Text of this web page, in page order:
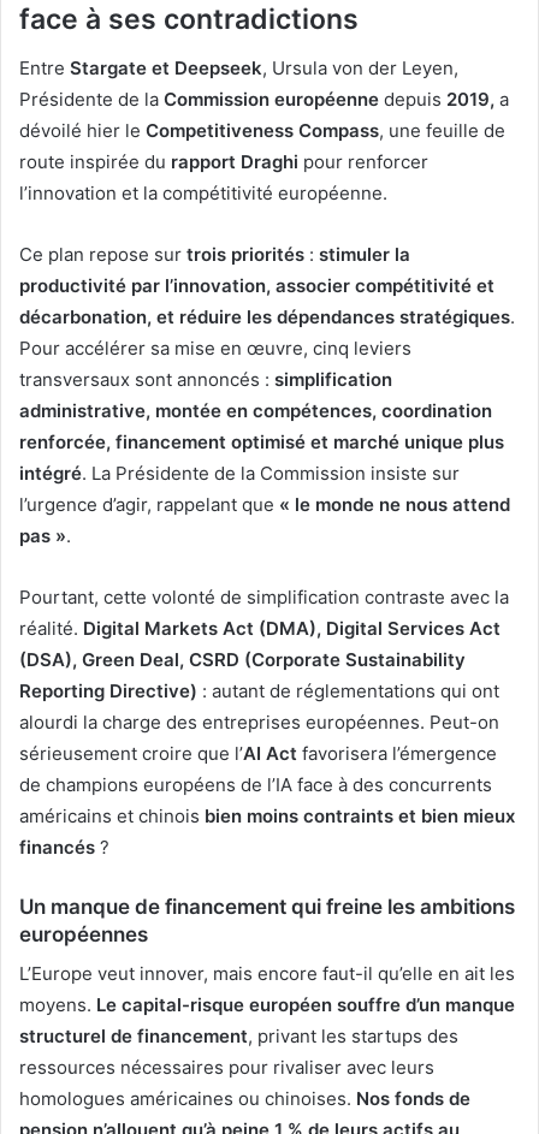
face à ses contradictions
Entre Stargate et Deepseek, Ursula von der Leyen,
Présidente de la Commission européenne depuis 2019, a
dévoilé hier le Competitiveness Compass, une feuille de
route inspirée du rapport Draghi pour renforcer
l’innovation et la compétitivité européenne.
Ce plan repose sur trois priorités : stimuler la
productivité par l’innovation, associer compétitivité et
décarbonation, et réduire les dépendances stratégiques.
Pour accélérer sa mise en œuvre, cinq leviers
transversaux sont annoncés : simplification
administrative, montée en compétences, coordination
renforcée, financement optimisé et marché unique plus
intégré. La Présidente de la Commission insiste sur
l’urgence d’agir, rappelant que « le monde ne nous attend
pas ».
Pourtant, cette volonté de simplification contraste avec la
réalité. Digital Markets Act (DMA), Digital Services Act
(DSA), Green Deal, CSRD (Corporate Sustainability
Reporting Directive) : autant de réglementations qui ont
alourdi la charge des entreprises européennes. Peut-on
sérieusement croire que l’AI Act favorisera l’émergence
de champions européens de l’IA face à des concurrents
américains et chinois bien moins contraints et bien mieux
financés ?
Un manque de financement qui freine les ambitions
européennes
L’Europe veut innover, mais encore faut-il qu’elle en ait les
moyens. Le capital-risque européen souffre d’un manque
structurel de financement, privant les startups des
ressources nécessaires pour rivaliser avec leurs
homologues américaines ou chinoises. Nos fonds de